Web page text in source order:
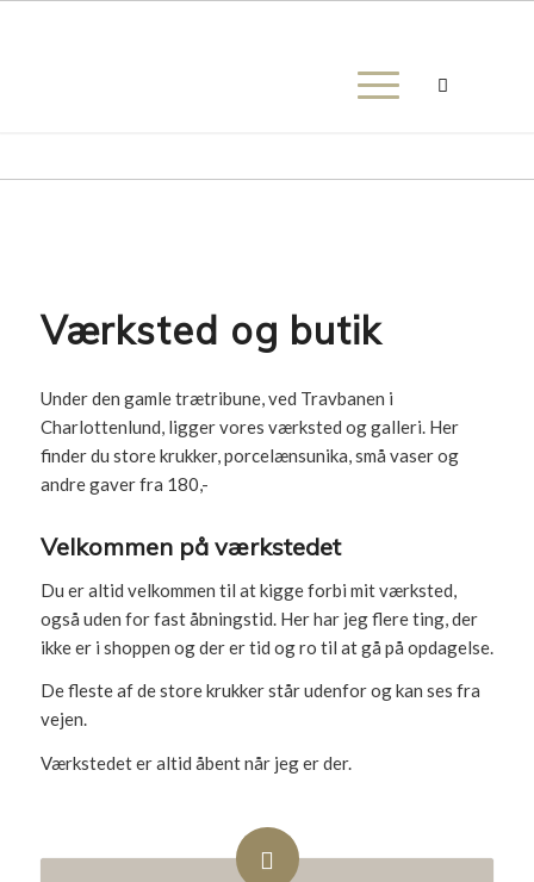
Værksted og butik
Under den gamle trætribune, ved Travbanen i
Charlottenlund, ligger vores værksted og galleri. Her
finder du store krukker, porcelænsunika, små vaser og
andre gaver fra 180,-
Velkommen på værkstedet
Du er altid velkommen til at kigge forbi mit værksted,
også uden for fast åbningstid. Her har jeg flere ting, der
ikke er i shoppen og der er tid og ro til at gå på opdagelse.
De fleste af de store krukker står udenfor og kan ses fra
vejen.
Værkstedet er altid åbent når jeg er der.